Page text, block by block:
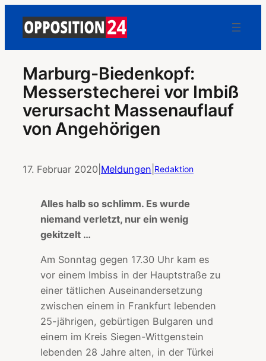
Marburg-Biedenkopf:
Messerstecherei vor Imbiß
verursacht Massenauflauf
von Angehörigen
17. Februar 2020 Meldungen Redaktion
Alles halb so schlimm. Es wurde
niemand verletzt, nur ein wenig
gekitzelt …
Am Sonntag gegen 17.30 Uhr kam es
vor einem Imbiss in der Hauptstraße zu
einer tätlichen Auseinandersetzung
zwischen einem in Frankfurt lebenden
25-jährigen, gebürtigen Bulgaren und
einem im Kreis Siegen-Wittgenstein
lebenden 28 Jahre alten, in der Türkei